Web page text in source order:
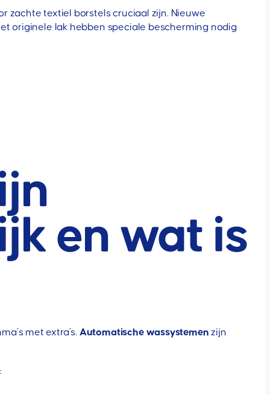
zachte textiel borstels cruciaal zijn. Nieuwe
originele lak hebben speciale bescherming nodig
en wat is
met extra’s. Automatische wassystemen zijn